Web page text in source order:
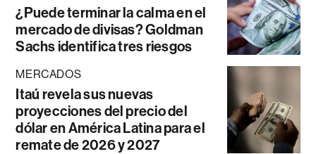
¿Puede terminar la calma en el
mercado de divisas? Goldman
Sachs identifica tres riesgos
MERCADOS
Itaú revela sus nuevas
proyecciones del precio del
dólar en América Latina para el
remate de 2026 y 2027